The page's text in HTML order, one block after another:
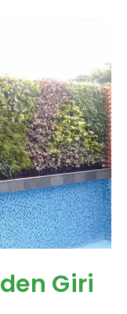
Giri